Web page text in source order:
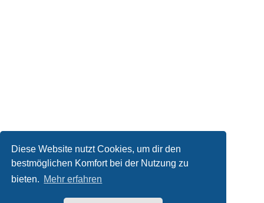
Diese Website nutzt Cookies, um dir den
bestmöglichen Komfort bei der Nutzung zu
bieten. Mehr erfahren